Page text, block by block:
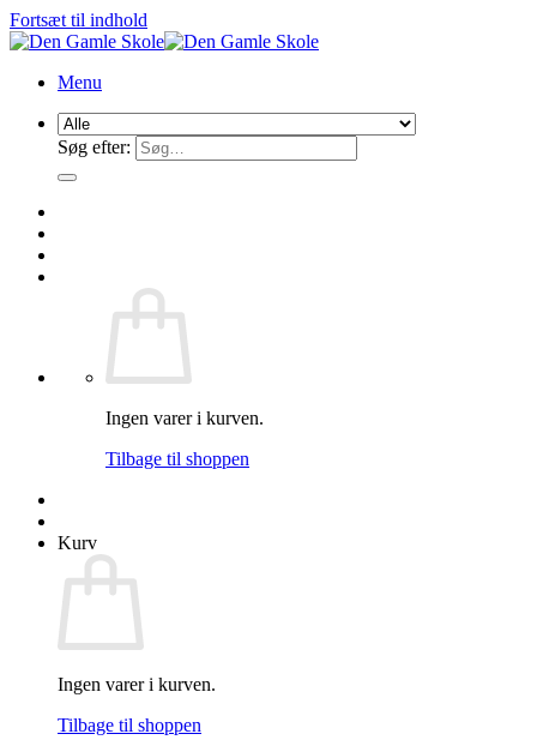
Fortsæt til indhold
Menu
Søg efter:
Ingen varer i kurven.
Tilbage til shoppen
Kurv
Ingen varer i kurven.
Tilbage til shoppen